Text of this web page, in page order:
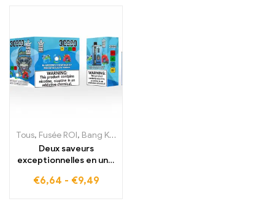
cigarettes jetables
Tous, Fusée ROI, Bang King 30000 Bouffées
Deux saveurs
exceptionnelles en une,
30000 Bouffées, E-
€6,64 - €9,49